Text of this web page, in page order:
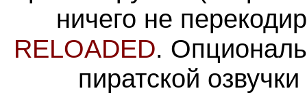
ничего не
RELOADED.
пиратской